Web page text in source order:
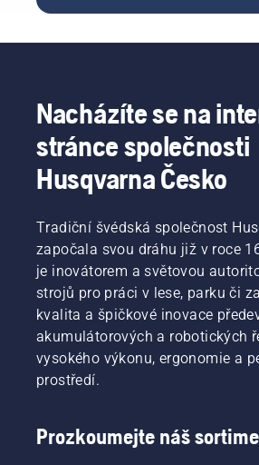
krytku
v případě
použijte
šroubovák.
Nacházíte se na
stránce společnosti
Husqvarna Česko
Tradiční švédská společnost
započala svou dráhu již v roce
je inovátorem a světovou
strojů pro práci v lese, parku či
kvalita a špičkové inovace
akumulátorových a robotických
vysokého výkonu, ergonomie a
prostředí.
Prozkoumejte náš